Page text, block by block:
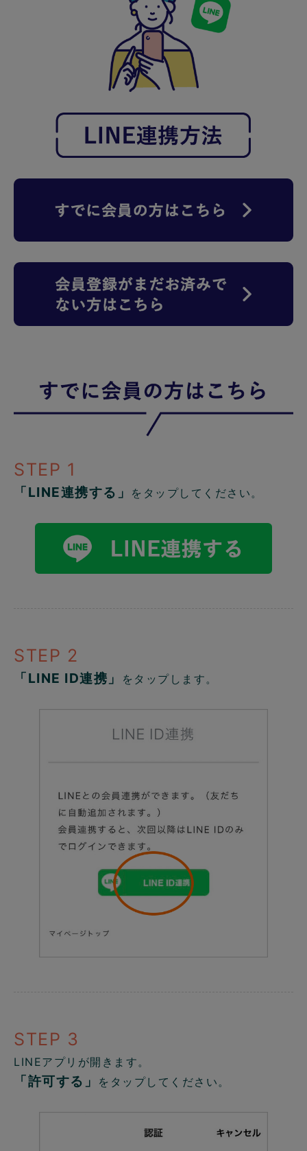
STEP 1
「LINE連携する」 をタップしてください。
STEP 2
「LINE ID連携」 をタップします。
STEP 3
LINEアプリが開きます。
「許可する」 をタップしてください。